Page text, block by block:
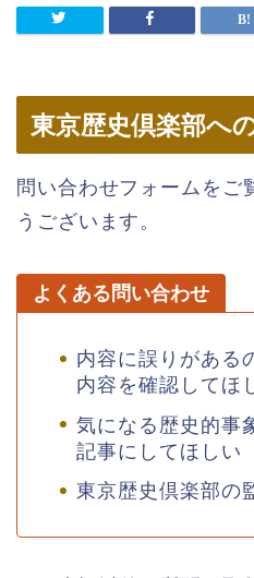
東京歴史倶楽部へ
問い合わせフォームをご
うございます。
よくある問い合わせ
内容に誤りがある
内容を確認してほ
気になる歴史的事
記事にしてほしい
東京歴史倶楽部の